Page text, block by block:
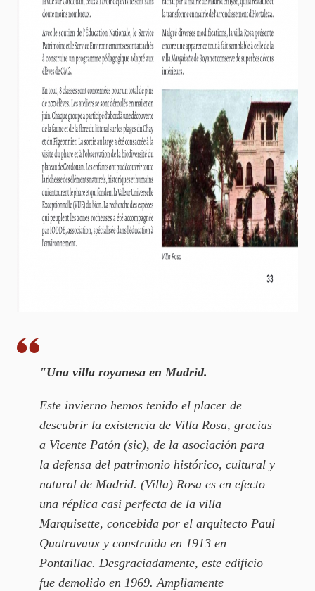
"Una villa royanesa en Madrid.
Este invierno hemos tenido el placer de
descubrir la existencia de Villa Rosa, gracias
a Vicente Patón (sic), de la asociación para
la defensa del patrimonio histórico, cultural y
natural de Madrid. (Villa) Rosa es en efecto
una réplica casi perfecta de la villa
Marquisette, concebida por el arquitecto Paul
Quatravaux y construida en 1913 en
Pontaillac. Desgraciadamente, este edificio
fue demolido en 1969. Ampliamente